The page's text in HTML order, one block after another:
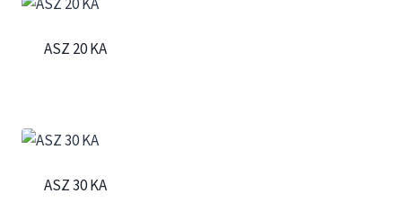
ASZ 20 KA
ASZ 30 KA